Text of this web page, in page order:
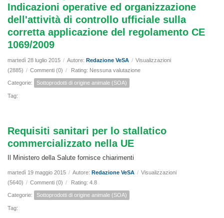
Indicazioni operative ed organizzazione
dell'attività di controllo ufficiale sulla
corretta applicazione del regolamento CE
1069/2009
martedì 28 luglio 2015 / Autore: Redazione VeSA / Visualizzazioni
(2885) / Commenti (0) / Rating: Nessuna valutazione
Categorie: Sottoprodotti di origine animale (SOA)
Tag:
Requisiti sanitari per lo stallatico
commercializzato nella UE
Il Ministero della Salute fornisce chiarimenti
martedì 19 maggio 2015 / Autore: Redazione VeSA / Visualizzazioni
(5640) / Commenti (0) / Rating: 4.8
Categorie: Sottoprodotti di origine animale (SOA)
Tag: